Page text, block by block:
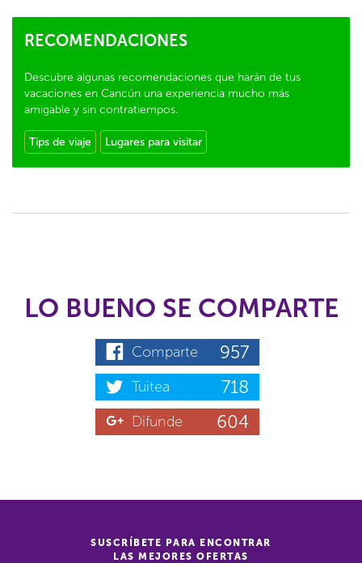
RECOMENDACIONES
Descubre algunas recomendaciones que harán de tus
vacaciones en Cancún una experiencia mucho más
amigable y sin contratiempos.
Tips de viaje Lugares para visitar
LO BUENO SE COMPARTE
Comparte 957
Tuitea 718
Difunde 604
SUSCRÍBETE PARA ENCONTRAR
LAS MEJORES OFERTAS